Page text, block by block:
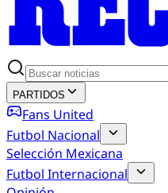
PARTIDOS
Fans United
Futbol Nacional
Selección Mexicana
Futbol Internacional